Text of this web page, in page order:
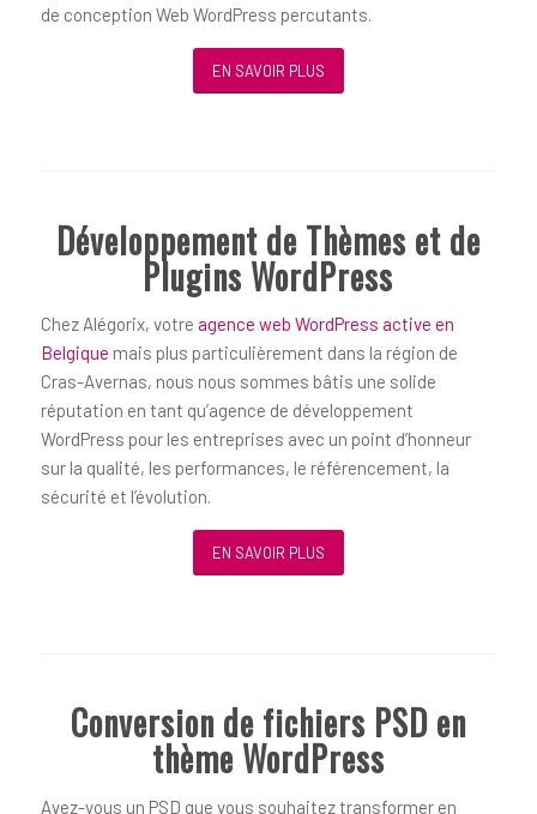
de conception Web WordPress percutants.
EN SAVOIR PLUS
Développement de Thèmes et de
Plugins WordPress
Chez Alégorix, votre agence web WordPress active en
Belgique mais plus particulièrement dans la région de
Cras-Avernas, nous nous sommes bâtis une solide
réputation en tant qu’agence de développement
WordPress pour les entreprises avec un point d’honneur
sur la qualité, les performances, le référencement, la
sécurité et l’évolution.
EN SAVOIR PLUS
Conversion de fichiers PSD en
thème WordPress
Avez-vous un PSD que vous souhaitez transformer en